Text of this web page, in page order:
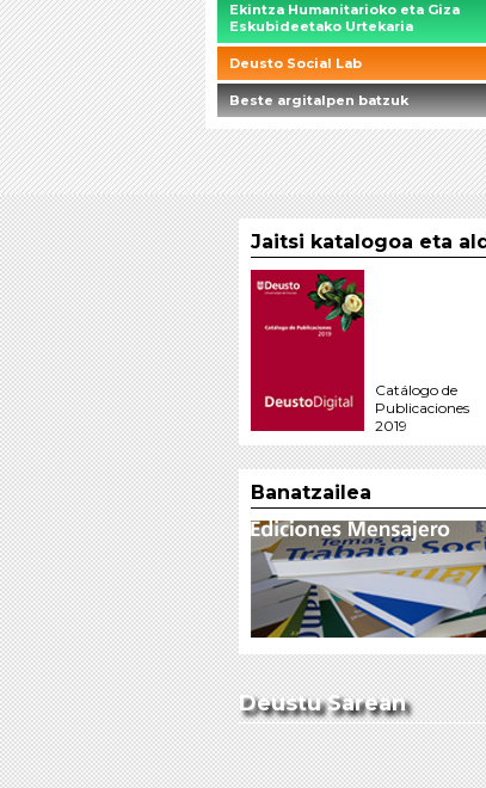
Ekintza Humanitarioko eta Giza
Eskubideetako Urtekaria
Deusto Social Lab
Beste argitalpen batzuk
Jaitsi katalogoa eta
Catálogo de
Publicaciones
2019
Banatzailea
Deustu Sarean